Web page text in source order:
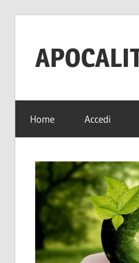
contenuto
per
sopravvivere
alla
Home Accedi